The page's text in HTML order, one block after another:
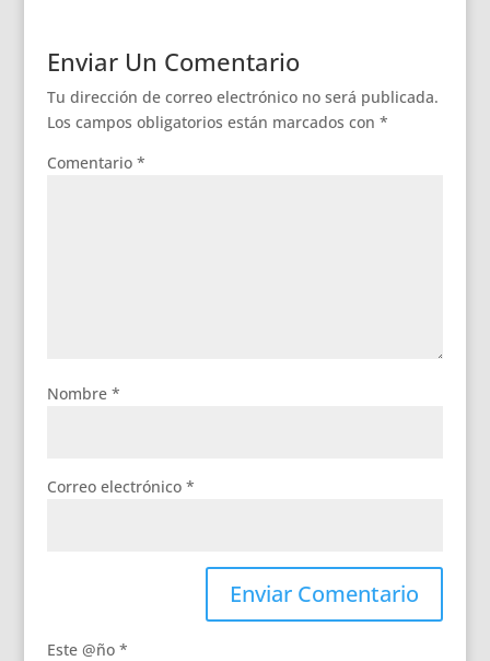
Enviar Un Comentario
Tu dirección de correo electrónico no será publicada.
Los campos obligatorios están marcados con *
Comentario *
Nombre *
Correo electrónico *
Este @ño *